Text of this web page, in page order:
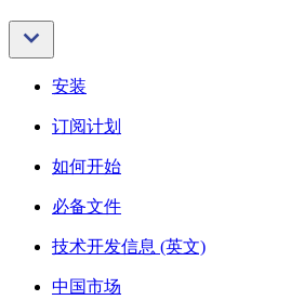
安装
订阅计划
如何开始
必备文件
技术开发信息 (英文)
中国市场